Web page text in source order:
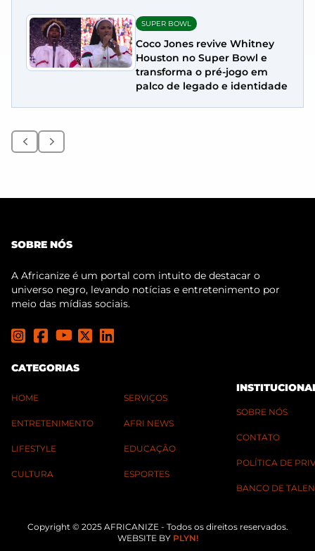
SUPER BOWL
Coco Jones revive Whitney
Houston no Super Bowl e
transforma o pré-jogo em
palco de legado e identidade
AnteriorPróximo
SOBRE NÓS
A Africanize é um portal com intuito de destacar o
universo negro, levando notícias e entretenimento por
meio das mídias sociais.
CATEGORIAS
HOME
ENTRETENIMENTO
LIFESTYLE
CULTURA
SERVIÇOS
AFRI NEWS
EDUCAÇÃO
ESPORTES
SOBRE NÓS
CONTATO
POLÍTICA DE
BANCO DE
Copyright © 2025 AFRICANIZE - Todos os direitos reservados.
WEBSITE BY PLYN!